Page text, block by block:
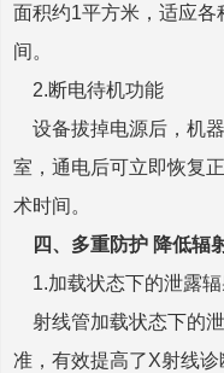
面积约1平方米，适应
间。
2.断电待机功能
设备拔掉电源后，机
室，通电后可立即恢复
术时间。
四、 多重防护 降低辐
1.加载状态下的泄露
射线管加载状态下的
准，有效提高了X射线诊